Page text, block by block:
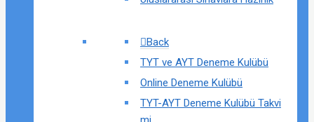
Back
TYT ve AYT Deneme Kulübü
Online Deneme Kulübü
TYT-AYT Deneme Kulübü Takvi